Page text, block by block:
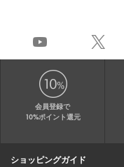
会員登録で
10%ポイント還元
ショッピングガイド